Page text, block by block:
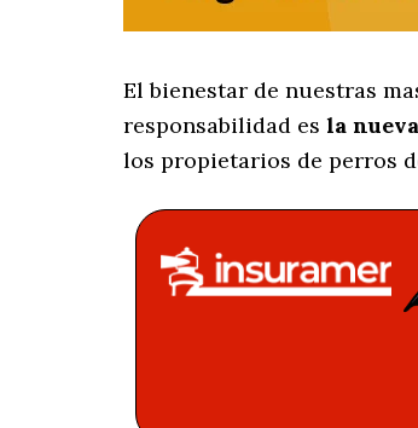
El bienestar de nuestras
responsabilidad es la
los propietarios de perros